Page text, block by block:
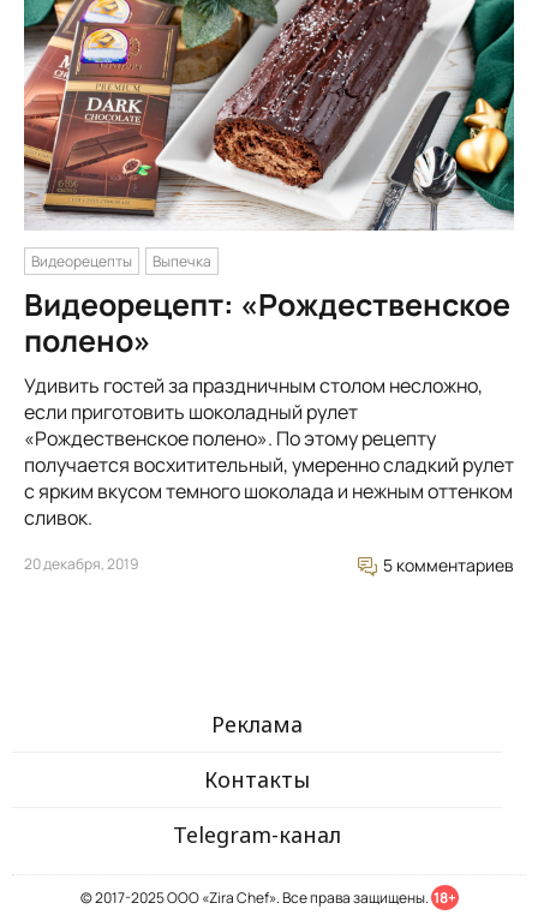
Видеорецепты Выпечка
Видеорецепт: «Рождественское
полено»
Удивить гостей за праздничным столом несложно,
если приготовить шоколадный рулет
«Рождественское полено». По этому рецепту
получается восхитительный, умеренно сладкий рулет
с ярким вкусом темного шоколада и нежным оттенком
сливок.
20 декабря, 2019 5 комментариев
Реклама
Контакты
Telegram-канал
© 2017-2025 ООО «Zira Chef». Все права защищены. 18+